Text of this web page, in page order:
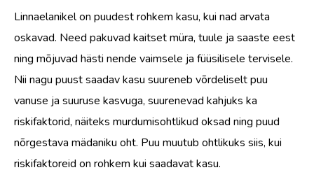
Linnaelanikel on puudest rohkem kasu, kui nad arvata
oskavad. Need pakuvad kaitset müra, tuule ja saaste eest
ning mõjuvad hästi nende vaimsele ja füüsilisele tervisele.
Nii nagu puust saadav kasu suureneb võrdeliselt puu
vanuse ja suuruse kasvuga, suurenevad kahjuks ka
riskifaktorid, näiteks murdumisohtlikud oksad ning puud
nõrgestava mädaniku oht. Puu muutub ohtlikuks siis, kui
riskifaktoreid on rohkem kui saadavat kasu.